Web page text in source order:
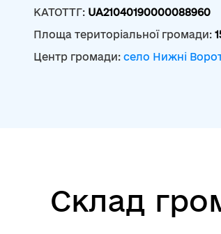
КАТОТТГ: UA21040190000088960
Площа територіальної громади:
Центр громади: село Нижні
Склад